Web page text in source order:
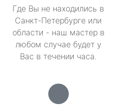
Где Вы не находились в
Санкт-Петербурге или
области - наш мастер в
любом случае будет у
Вас в течении часа.